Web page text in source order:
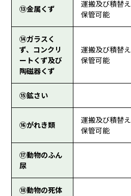
⑬金属くず
運搬及び積替え
保管可能
⑭ガラスく
ず、コンクリ
ートくず及び
陶磁器くず
運搬及び積替え
保管可能
⑮鉱さい
⑯がれき類
運搬及び積替え
保管可能
⑰動物のふん
尿
⑱動物の死体